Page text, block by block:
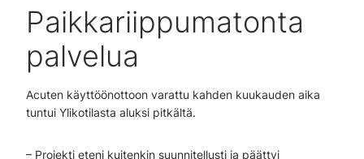
Paikkariippumatonta
palvelua
Acuten käyttöönottoon varattu kahden kuukauden aika
tuntui Ylikotilasta aluksi pitkältä.
– Projekti eteni kuitenkin suunnitellusti ja päättyi